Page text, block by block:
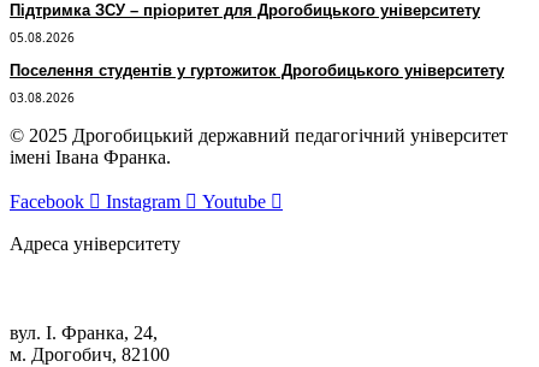
Підтримка ЗСУ – пріоритет для Дрогобицького університету
05.08.2026
Поселення студентів у гуртожиток Дрогобицького університету
03.08.2026
© 2025 Дрогобицький державний педагогічний університет
імені Івана Франка.
Facebook Instagram Youtube
Адреса університету
вул. І. Франка, 24,
м. Дрогобич, 82100